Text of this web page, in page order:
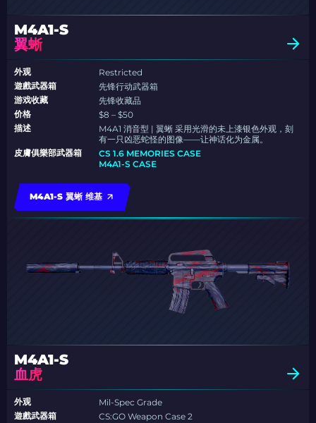
M4A1-S
翼蜥
外观
Restricted
遊戲武器箱
先锋行动武器箱
游戏收藏
先锋收藏品
价格
$8 – $50
描述
M4A1 消音型 | 翼蜥 采用光滑的未上漆银色外观，刻
有一只凶恶蛇怪的图像——让神话化为金属。
皮膚俱樂部武器箱
CS 1.6 MEMORIES CASE
M4A1-S CASE
M4A1-S 翼蜥 维基
M4A1-S
血虎
外观
Mil-Spec Grade
遊戲武器箱
CS:GO Weapon Case 2